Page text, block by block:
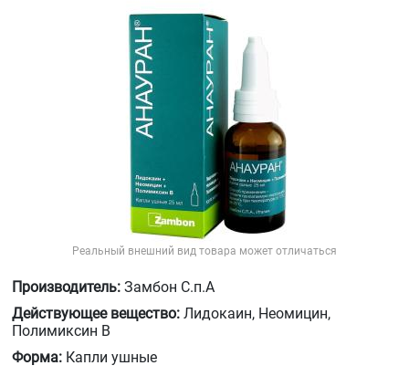
Реальный внешний вид товара может отличаться
Производитель: Замбон С.п.А
Действующее вещество: Лидокаин, Неомицин,
Полимиксин В
Форма: Капли ушные